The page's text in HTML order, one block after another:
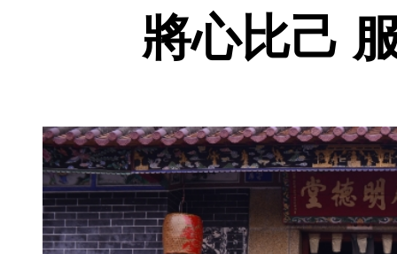
將心比己 服